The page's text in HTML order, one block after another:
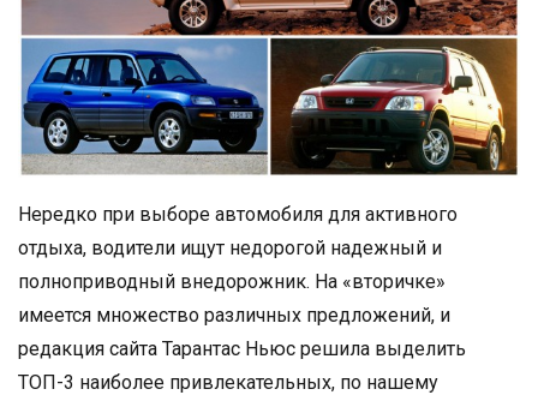
Нередко при выборе автомобиля для активного
отдыха, водители ищут недорогой надежный и
полноприводный внедорожник. На «вторичке»
имеется множество различных предложений, и
редакция сайта Тарантас Ньюс решила выделить
ТОП-3 наиболее привлекательных, по нашему